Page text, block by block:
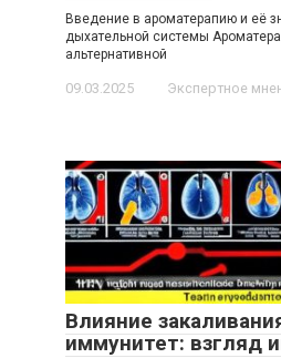
Введение в ароматерапию и её
дыхательной системы
альтернативной
09.03.2025 Экспертное
Влияние
иммунитет: взгляд